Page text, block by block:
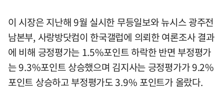
이 시장은 지난해 9월 실시한 무등일보와 뉴시스 광주전
남본부, 사랑방닷컴이 한국갤럽에 의뢰한 여론조사 결과
에 비해 긍정평가는 1.5%포인트 하락한 반면 부정평가
는 9.3%포인트 상승했으며 김지사는 긍정평가가 9.2%
포인트 상승하고 부정평가도 3.9% 포인트가 올랐다.